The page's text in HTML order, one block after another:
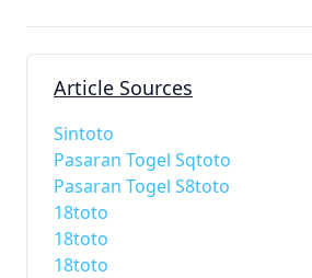
Article Sources
Sintoto
Pasaran Togel Sqtoto
Pasaran Togel S8toto
18toto
18toto
18toto